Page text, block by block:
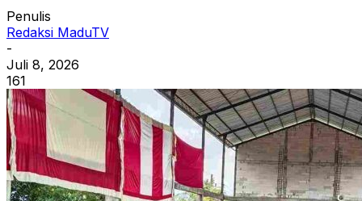
Penulis
Redaksi MaduTV
-
Juli 8, 2026
161